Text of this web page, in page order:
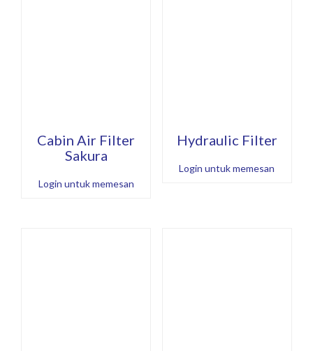
Cabin Air Filter
Sakura
Login untuk memesan
Hydraulic Filter
Login untuk memesan